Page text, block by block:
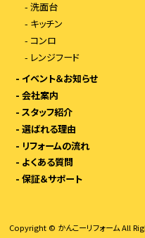
- 洗面台
- キッチン
- コンロ
- レンジフード
- イベント＆お知らせ
- 会社案内
- スタッフ紹介
- 選ばれる理由
- リフォームの流れ
- よくある質問
- 保証＆サポート
Copyright © かんこーリフォーム All